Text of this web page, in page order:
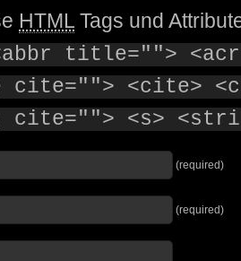
HTML Tags und
title="">
cite=""> <cite>
cite=""> <s>
(required)
(required)